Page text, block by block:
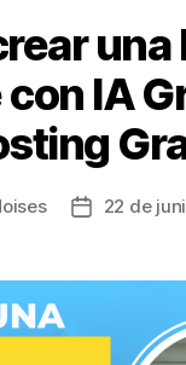
una
con IA
Fecha
entrada
22 de